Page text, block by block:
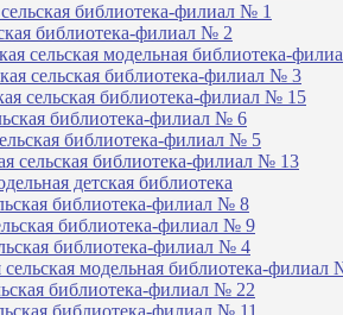
библиотека-филиал № 1
библиотека-филиал № 2
сельская модельная библиотека-
сельская библиотека-филиал № 3
сельская библиотека-филиал № 15
библиотека-филиал № 6
библиотека-филиал № 5
сельская библиотека-филиал № 13
детская библиотека
библиотека-филиал № 8
библиотека-филиал № 9
библиотека-филиал № 4
модельная библиотека-филиал
библиотека-филиал № 22